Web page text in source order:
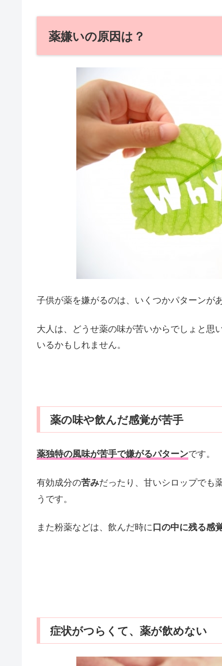
薬嫌いの原因は？
子供が薬を嫌がるのは、いくつかパターンが
大人は、どうせ薬の味が苦いからでしょと思
いるかもしれません。
薬の味や飲んだ感覚が苦手
薬独特の風味が苦手で嫌がるパターンです。
有効成分の苦みだったり、甘いシロップでも
うです。
また粉薬などは、飲んだ時に口の中に残る感
症状がつらくて、薬が飲めない